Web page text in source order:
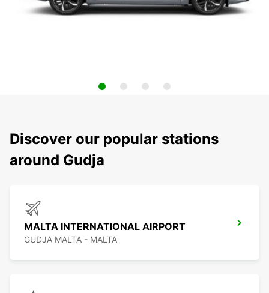
Discover our popular stations
around Gudja
MALTA INTERNATIONAL AIRPORT
GUDJA MALTA - MALTA